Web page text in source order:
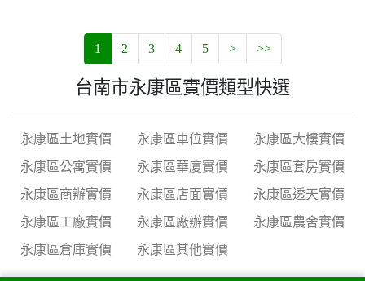
1 2 3 4 5 > >>
台南市永康區實價類型快選
永康區土地實價 永康區車位實價
永康區大樓實價
永康區公寓實價
永康區華廈實價
永康區套房實價
永康區商辦實價
永康區店面實價
永康區透天實價
永康區工廠實價
永康區廠辦實價
永康區農舍實價
永康區倉庫實價
永康區其他實價